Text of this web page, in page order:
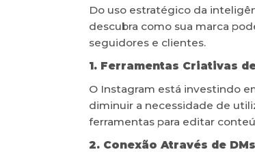
Do uso estratégico da
descubra como sua marca
seguidores e clientes.
1. Ferramentas Criativas
O Instagram está investindo
diminuir a necessidade de
ferramentas para editar
2. Conexão Através de DMs